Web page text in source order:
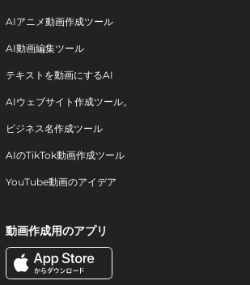
AIアニメ動画作成ツール
AI動画編集ツール
テキストを動画にするAI
AIウェブサイト作成ツール。
ビジネス名作成ツール
AIのTikTok動画作成ツール
YouTube動画のアイデア
動画作成用のアプリ